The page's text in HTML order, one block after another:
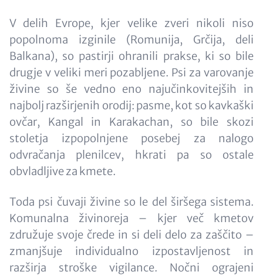
V delih Evrope, kjer velike zveri nikoli niso
popolnoma izginile (Romunija, Grčija, deli
Balkana), so pastirji ohranili prakse, ki so bile
drugje v veliki meri pozabljene. Psi za varovanje
živine so še vedno eno najučinkovitejših in
najbolj razširjenih orodij: pasme, kot so kavkaški
ovčar, Kangal in Karakachan, so bile skozi
stoletja izpopolnjene posebej za nalogo
odvračanja plenilcev, hkrati pa so ostale
obvladljive za kmete.
Toda psi čuvaji živine so le del širšega sistema.
Komunalna živinoreja – kjer več kmetov
združuje svoje črede in si deli delo za zaščito –
zmanjšuje individualno izpostavljenost in
razširja stroške vigilance. Nočni ograjeni